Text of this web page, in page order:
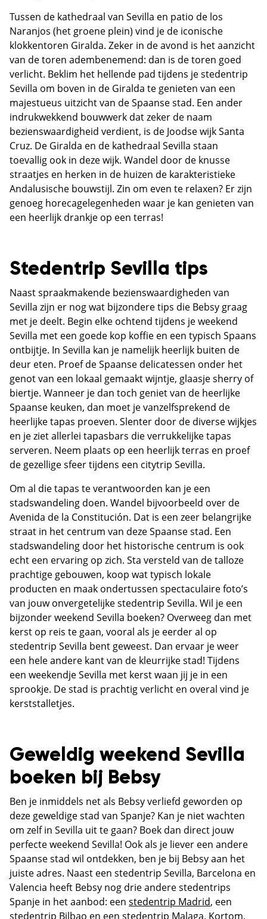
Tussen de kathedraal van Sevilla en patio de los
Naranjos (het groene plein) vind je de iconische
klokkentoren Giralda. Zeker in de avond is het aanzicht
van de toren adembenemend: dan is de toren goed
verlicht. Beklim het hellende pad tijdens je stedentrip
Sevilla om boven in de Giralda te genieten van een
majestueus uitzicht van de Spaanse stad. Een ander
indrukwekkend bouwwerk dat zeker de naam
bezienswaardigheid verdient, is de Joodse wijk Santa
Cruz. De Giralda en de kathedraal Sevilla staan
toevallig ook in deze wijk. Wandel door de knusse
straatjes en herken in de huizen de karakteristieke
Andalusische bouwstijl. Zin om even te relaxen? Er zijn
genoeg horecagelegenheden waar je kan genieten van
een heerlijk drankje op een terras!
Stedentrip Sevilla tips
Naast spraakmakende bezienswaardigheden van
Sevilla zijn er nog wat bijzondere tips die Bebsy graag
met je deelt. Begin elke ochtend tijdens je weekend
Sevilla met een goede kop koffie en een typisch Spaans
ontbijtje. In Sevilla kan je namelijk heerlijk buiten de
deur eten. Proef de Spaanse delicatessen onder het
genot van een lokaal gemaakt wijntje, glaasje sherry of
biertje. Wanneer je dan toch geniet van de heerlijke
Spaanse keuken, dan moet je vanzelfsprekend de
heerlijke tapas proeven. Slenter door de diverse wijkjes
en je ziet allerlei tapasbars die verrukkelijke tapas
serveren. Neem plaats op een heerlijk terras en proef
de gezellige sfeer tijdens een citytrip Sevilla.
Om al die tapas te verantwoorden kan je een
stadswandeling doen. Wandel bijvoorbeeld over de
Avenida de la Constitución. Dat is een zeer belangrijke
straat in het centrum van deze Spaanse stad. Een
stadswandeling door het historische centrum is ook
echt een ervaring op zich. Sta versteld van de talloze
prachtige gebouwen, koop wat typisch lokale
producten en maak ondertussen spectaculaire foto’s
van jouw onvergetelijke stedentrip Sevilla. Wil je een
bijzonder weekend Sevilla boeken? Overweeg dan met
kerst op reis te gaan, vooral als je eerder al op
stedentrip Sevilla bent geweest. Dan ervaar je weer
een hele andere kant van de kleurrijke stad! Tijdens
een weekendje Sevilla met kerst waan jij je in een
sprookje. De stad is prachtig verlicht en overal vind je
kerststalletjes.
Geweldig weekend Sevilla
boeken bij Bebsy
Ben je inmiddels net als Bebsy verliefd geworden op
deze geweldige stad van Spanje? Kan je niet wachten
om zelf in Sevilla uit te gaan? Boek dan direct jouw
perfecte weekend Sevilla! Ook als je liever een andere
Spaanse stad wil ontdekken, ben je bij Bebsy aan het
juiste adres. Naast een stedentrip Sevilla, Barcelona en
Valencia heeft Bebsy nog drie andere stedentrips
Spanje in het aanbod: een stedentrip Madrid, een
stedentrip Bilbao en een stedentrip Malaga. Kortom,